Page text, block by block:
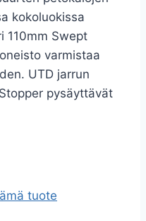
kokoluokissa
110mm Swept
varmistaa
UTD jarrun
pysäyttävät
tuote